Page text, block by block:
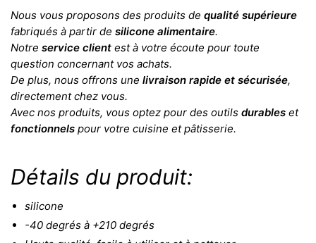
Nous vous proposons des produits de qualité supérieure
fabriqués à partir de silicone alimentaire.
Notre service client est à votre écoute pour toute
question concernant vos achats.
De plus, nous offrons une livraison rapide et sécurisée,
directement chez vous.
Avec nos produits, vous optez pour des outils durables et
fonctionnels pour votre cuisine et pâtisserie.
Détails du produit:
silicone
-40 degrés à +210 degrés